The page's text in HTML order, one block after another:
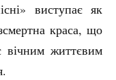
виступає як
краса, що
вічним життєвим